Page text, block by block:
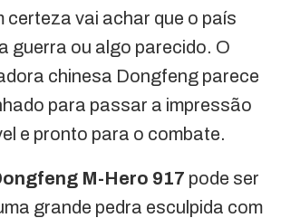
certeza vai achar que o país
guerra ou algo parecido. O
chinesa Dongfeng parece
para passar a impressão
e pronto para o combate.
M-Hero 917 pode ser
grande pedra esculpida com